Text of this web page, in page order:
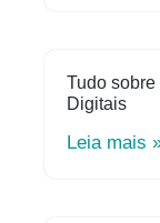
Tudo
Digitais
Leia mais